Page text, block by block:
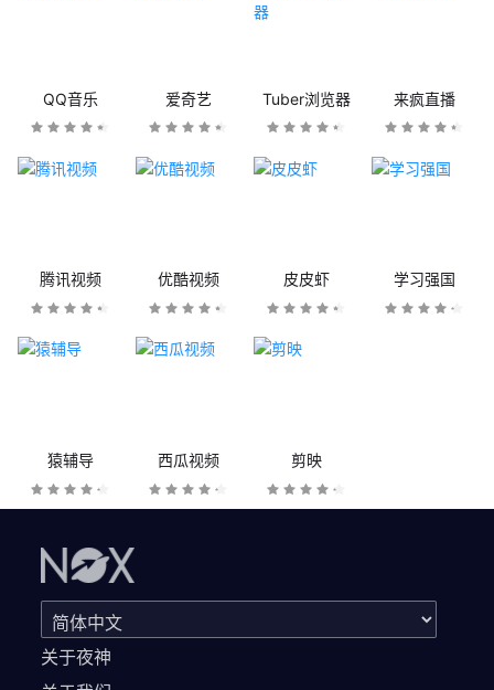
QQ音乐 爱奇艺 Tuber浏览器 来疯直播
腾讯视频 优酷视频 皮皮虾 学习强国
猿辅导 西瓜视频 剪映
关于夜神